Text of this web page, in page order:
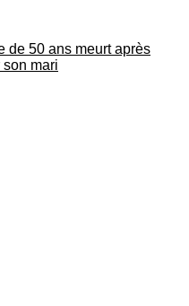
de 50 ans meurt après
mari